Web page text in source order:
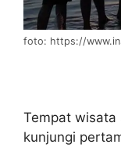
foto: https://
Tempat wisata
kunjungi